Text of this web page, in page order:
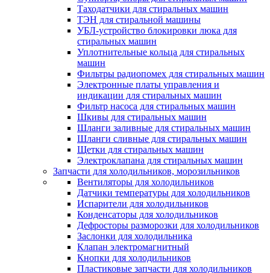
Таходатчики для стиральных машин
ТЭН для стиральной машины
УБЛ-устройство блокировки люка для
стиральных машин
Уплотнительные кольца для стиральных
машин
Фильтры радиопомех для стиральных машин
Электронные платы управления и
индикации для стиральных машин
Фильтр насоса для стиральных машин
Шкивы для стиральных машин
Шланги заливные для стиральных машин
Шланги сливные для стиральных машин
Щетки для стиральных машин
Электроклапана для стиральных машин
Запчасти для холодильников, морозильников
Вентиляторы для холодильников
Датчики температуры для холодильников
Испарители для холодильников
Конденсаторы для холодильников
Дефросторы разморозки для холодильников
Заслонки для холодильника
Клапан электромагнитный
Кнопки для холодильников
Пластиковые запчасти для холодильников